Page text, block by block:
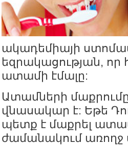
ակադեմիայի
եզրակացության,
ատամի էմալը:
Ատամների մաքրումը
վնասակար է: Եթե
պետք է մաքրել
ժամանակում առողջ